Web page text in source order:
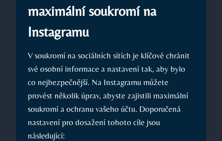
maximální soukromí na
Instagramu
V soukromí na sociálních sítích je klíčové chránit
své osobní informace a nastavení tak, aby bylo
co nejbezpečnější. Na Instagramu můžete
provést několik úprav, abyste zajistili maximální
soukromí a ochranu vašeho účtu. Doporučená
nastavení pro dosažení tohoto cíle jsou
následující: